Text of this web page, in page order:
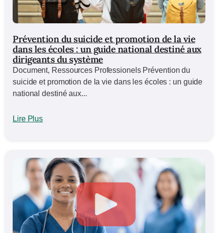
Prévention du suicide et promotion de la vie
dans les écoles : un guide national destiné aux
dirigeants du système
Document, Ressources Professionels Prévention du
suicide et promotion de la vie dans les écoles : un guide
national destiné aux...
Lire Plus